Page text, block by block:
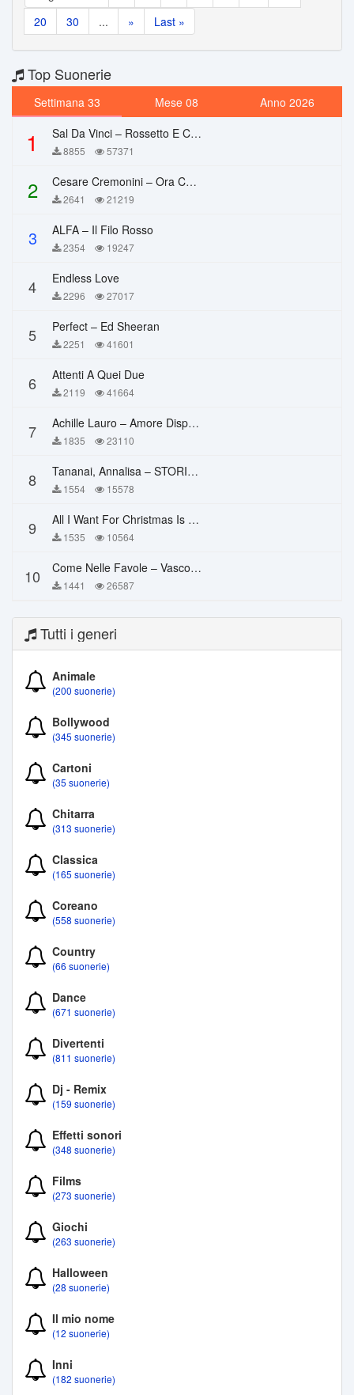
20
30 ... » Last »
Top Suonerie
Settimana 33 Mese 08 Anno 2026
1 Sal Da Vinci – Rossetto E Caffè
8855 57371
2 Cesare Cremonini – Ora Che Non Ho Più Te
2641 21219
3 ALFA – Il Filo Rosso
2354 19247
4 Endless Love
2296 27017
5 Perfect – Ed Sheeran
2251 41601
6 Attenti A Quei Due
2119 41664
7 Achille Lauro – Amore Disperato
1835 23110
8 Tananai, Annalisa – STORIE BREVI
1554 15578
9 All I Want For Christmas Is You – Mariah Carey
1535 10564
10 Come Nelle Favole – Vasco Rossi
1441 26587
Tutti i generi
Animale
(200 suonerie)
Bollywood
(345 suonerie)
Cartoni
(35 suonerie)
Chitarra
(313 suonerie)
Classica
(165 suonerie)
Coreano
(558 suonerie)
Country
(66 suonerie)
Dance
(671 suonerie)
Divertenti
(811 suonerie)
Dj - Remix
(159 suonerie)
Effetti sonori
(348 suonerie)
Films
(273 suonerie)
Giochi
(263 suonerie)
Halloween
(28 suonerie)
Il mio nome
(12 suonerie)
Inni
(182 suonerie)